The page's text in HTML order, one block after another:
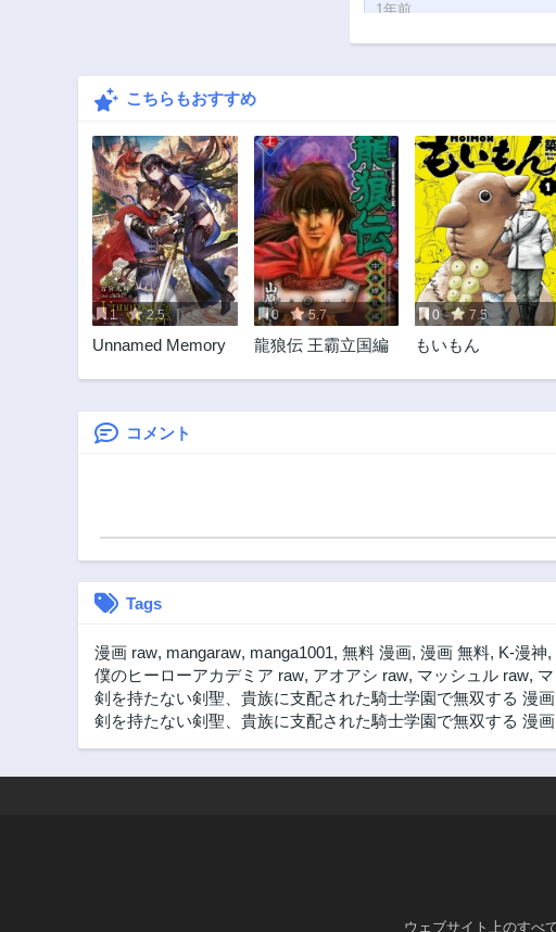
1年前
第2.1話
こちらもおすすめ
1 2.5
Unnamed Memory
0 5.7
龍狼伝 王霸立国編
0 7.5
もいもん
コメント
Tags
漫画 raw, mangaraw, manga1001, 無料 漫画, 漫画 無料, K-漫神,
僕のヒーローアカデミア raw, アオアシ raw, マッシュル raw,
剣を持たない剣聖、貴族に支配された騎士学園で無双する 漫画
剣を持たない剣聖、貴族に支配された騎士学園で無双する 漫
ウェブサイト上のすべ